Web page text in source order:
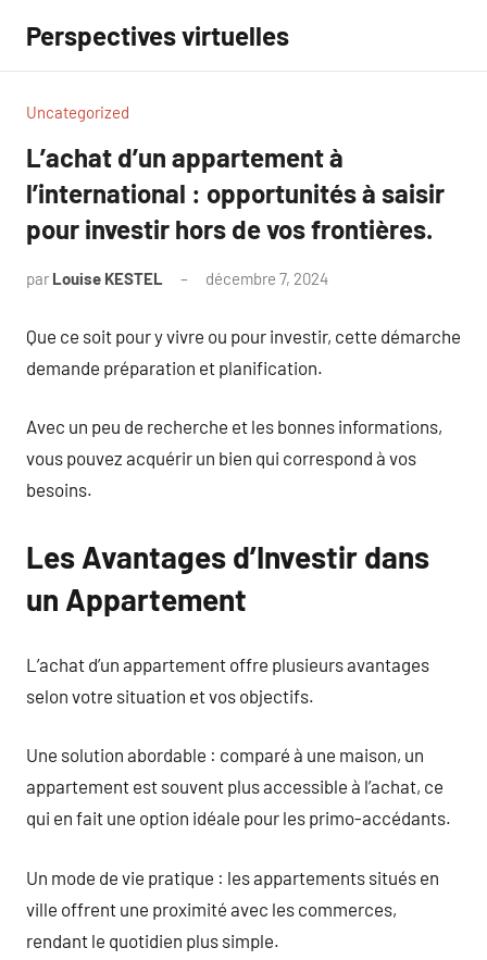
contenu
Perspectives virtuelles
Uncategorized
L’achat d’un appartement à
l’international : opportunités à saisir
pour investir hors de vos frontières.
par Louise KESTEL décembre 7, 2024
Que ce soit pour y vivre ou pour investir, cette démarche
demande préparation et planification.
Avec un peu de recherche et les bonnes informations,
vous pouvez acquérir un bien qui correspond à vos
besoins.
Les Avantages d’Investir dans
un Appartement
L’achat d’un appartement offre plusieurs avantages
selon votre situation et vos objectifs.
Une solution abordable : comparé à une maison, un
appartement est souvent plus accessible à l’achat, ce
qui en fait une option idéale pour les primo-accédants.
Un mode de vie pratique : les appartements situés en
ville offrent une proximité avec les commerces,
rendant le quotidien plus simple.